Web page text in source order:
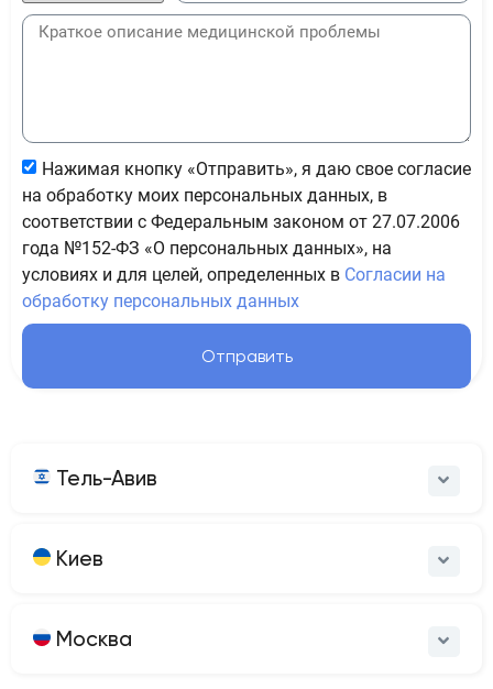
Нажимая кнопку «Отправить», я даю свое согласие
на обработку моих персональных данных, в
соответствии с Федеральным законом от 27.07.2006
года №152-ФЗ «О персональных данных», на
условиях и для целей, определенных в Согласии на
обработку персональных данных
Отправить
Тель-Авив
Киев
Москва